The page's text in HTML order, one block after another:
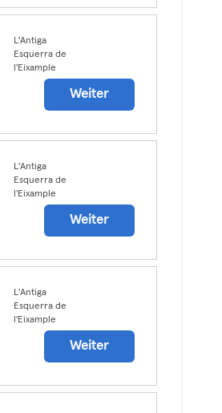
L'Antiga
Esquerra de
l'Eixample
Weiter
L'Antiga
Esquerra de
l'Eixample
Weiter
L'Antiga
Esquerra de
l'Eixample
Weiter